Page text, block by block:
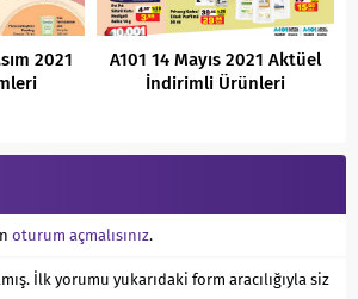
2021
A101 14 Mayıs 2021 Aktüel
İndirimli Ürünleri
oturum açmalısınız.
İlk yorumu yukarıdaki form aracılığıyla siz